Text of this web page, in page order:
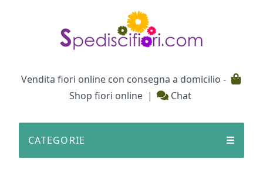
Vendita fiori online con consegna a domicilio -
Shop fiori online | Chat
CATEGORIE ☰